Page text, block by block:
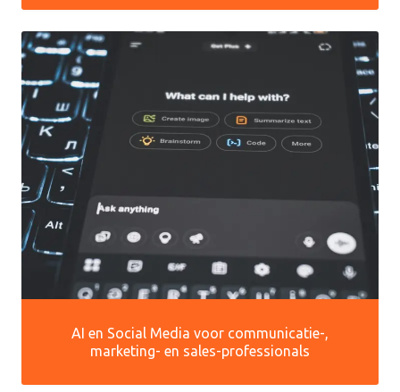
AI en Social Media voor communicatie-,
marketing- en sales-professionals